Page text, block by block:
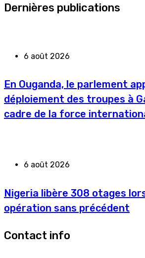
Dernières publications
6 août 2026
En Ouganda, le parlement
déploiement des troupes à
cadre de la force
6 août 2026
Nigeria libère 308 otages
opération sans précédent
Contact info